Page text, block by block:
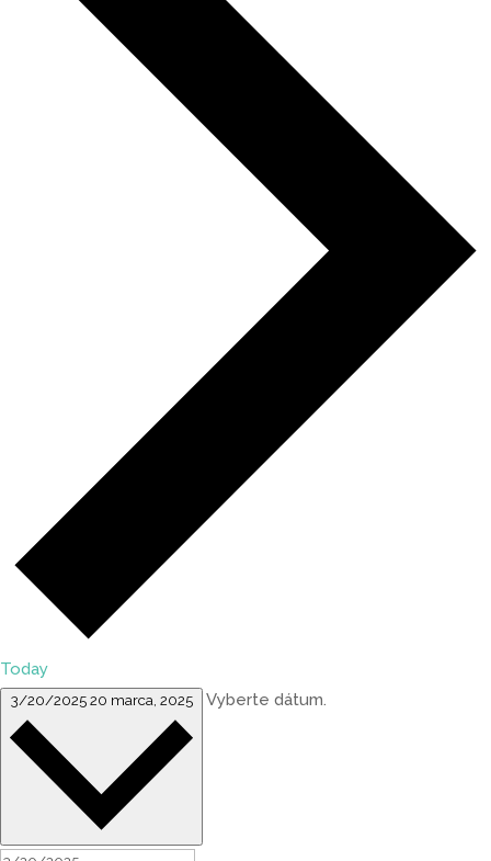
Today
3/20/202520 marca, 2025 Vyberte dátum.